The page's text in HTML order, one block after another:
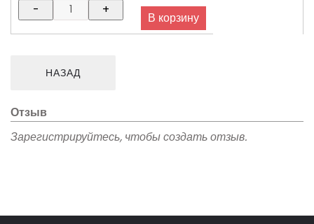
Отзыв
Зарегистрируйтесь, чтобы создать отзыв.